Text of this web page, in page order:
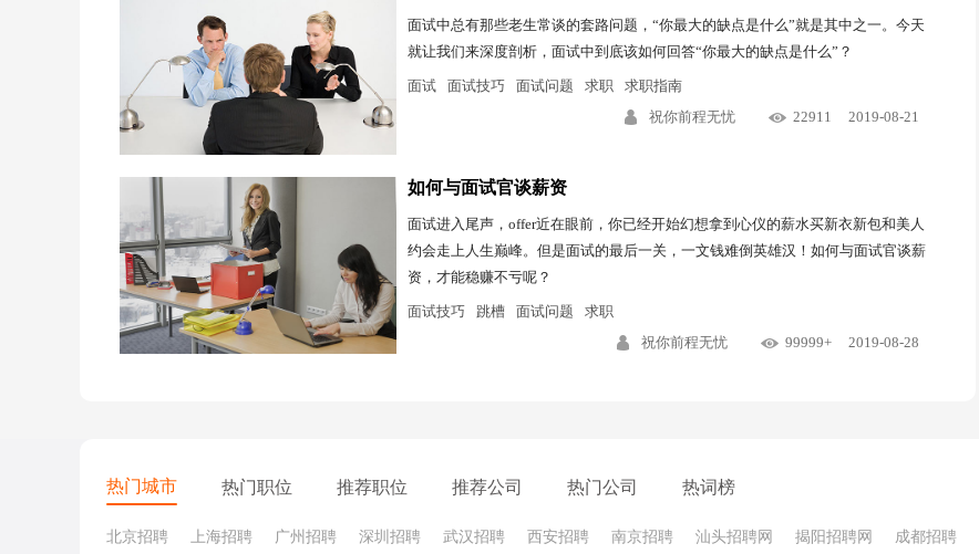
面试中总有那些老生常谈的套路问题，“你最大的缺点是什么”就是其中之一。今天
就让我们来深度剖析，面试中到底该如何回答“你最大的缺点是什么”？
面试 面试技巧 面试问题 求职
求职指南
祝你前程无忧
22911 2019-08-21
如何与面试官谈薪资
面试进入尾声，offer近在眼前，你已经开始幻想拿到心仪的薪水买新衣新包和美人
约会走上人生巅峰。但是面试的最后一关，一文钱难倒英雄汉！如何与面试官谈薪
资，才能稳赚不亏呢？
面试技巧 跳槽 面试问题
求职
祝你前程无忧
99999+ 2019-08-28
热门城市 热门职位 推荐职位 推荐公司 热门公司 热词榜
北京招聘 上海招聘 广州招聘 深圳招聘 武汉招聘 西安招聘 南京招聘 汕头招聘网 揭阳招聘网 成都招聘